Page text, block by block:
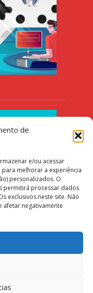
de
e/ou acessar
melhorar a experiência
personalizados. O
permitirá processar dados
exclusivos neste site. Não
negativamente
Design por